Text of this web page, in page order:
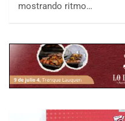
mostrando ritmo…